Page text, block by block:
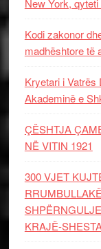
New York,
Kodi zakonor
madhështore të
Kryetari i Vatrës
Akademinë e
ÇËSHTJA
NË VITIN 1921
300 VJET
KRAJË-